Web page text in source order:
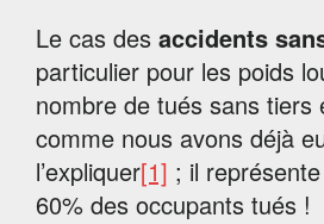
Le cas des accidents
particulier pour les poids
nombre de tués sans tiers
comme nous avons déjà
l’expliquer[1] ; il
60% des occupants tués !